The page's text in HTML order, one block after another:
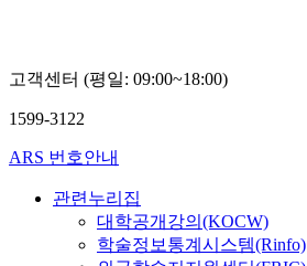
고객센터 (평일: 09:00~18:00)
1599-3122
ARS 번호안내
관련누리집
대학공개강의(KOCW)
학술정보통계시스템(Rinfo)